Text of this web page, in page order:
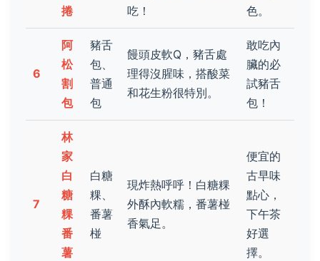
捲
吃！
色。
6
阿
松
割
包
豬舌
包、
普通
包
饅頭皮軟Q，豬舌處
理得沒腥味，搭酸菜
和花生粉很特別。
敢吃內
臟的必
試豬舌
包！
7
林
家
白
糖
粿
番
薯
白糖
粿、
番薯
椪
現炸熱呼呼！白糖粿
外酥內軟糯，番薯椪
香氣足。
便宜的
古早味
點心，
下午茶
好選
擇。